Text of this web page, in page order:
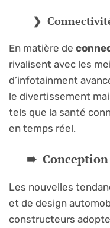
En matière de
rivalisent avec les
d’infotainment
le divertissement
tels que la santé
en temps réel.
Les nouvelles
et de design
constructeurs